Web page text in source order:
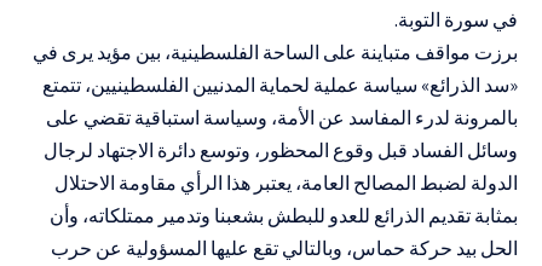
في سورة التوبة.
برزت مواقف متباينة على الساحة الفلسطينية، بين مؤيد يرى في
«سد الذرائع» سياسة عملية لحماية المدنيين الفلسطينيين، تتمتع
بالمرونة لدرء المفاسد عن الأمة، وسياسة استباقية تقضي على
وسائل الفساد قبل وقوع المحظور، وتوسع دائرة الاجتهاد لرجال
الدولة لضبط المصالح العامة، يعتبر هذا الرأي مقاومة الاحتلال
بمثابة تقديم الذرائع للعدو للبطش بشعبنا وتدمير ممتلكاته، وأن
الحل بيد حركة حماس، وبالتالي تقع عليها المسؤولية عن حرب